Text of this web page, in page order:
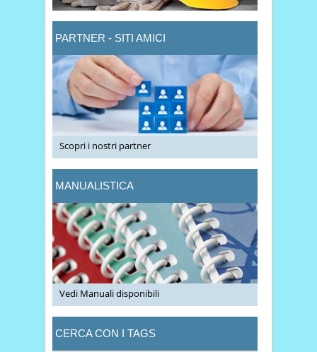
PARTNER - SITI AMICI
Scopri i nostri partner
MANUALISTICA
Vedi Manuali disponibili
CERCA CON I TAGS